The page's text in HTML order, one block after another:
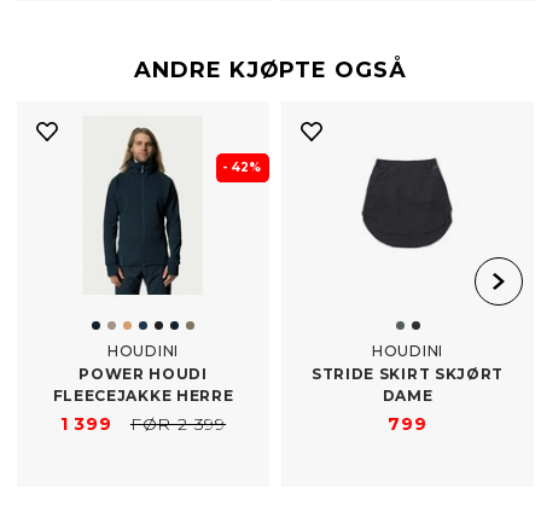
ANDRE KJØPTE OGSÅ
- 42%
HOUDINI
POWER HOUDI
FLEECEJAKKE HERRE
1 399 FØR 2 399
HOUDINI
STRIDE SKIRT SKJØRT
DAME
799